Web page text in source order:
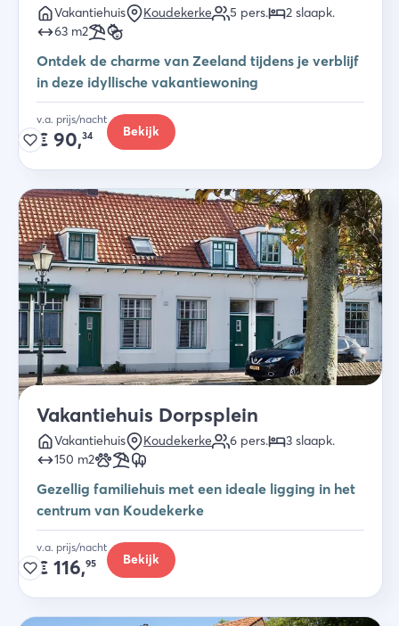
Vakantiehuis Koudekerke 5 pers. 2 slaapk.
63 m2
Ontdek de charme van Zeeland tijdens je verblijf
in deze idyllische vakantiewoning
v.a. prijs/nacht
€ 90,34 Bekijk
Vakantiehuis Dorpsplein
Vakantiehuis Koudekerke 6 pers. 3 slaapk.
150 m2
Gezellig familiehuis met een ideale ligging in het
centrum van Koudekerke
v.a. prijs/nacht
€ 116,95 Bekijk